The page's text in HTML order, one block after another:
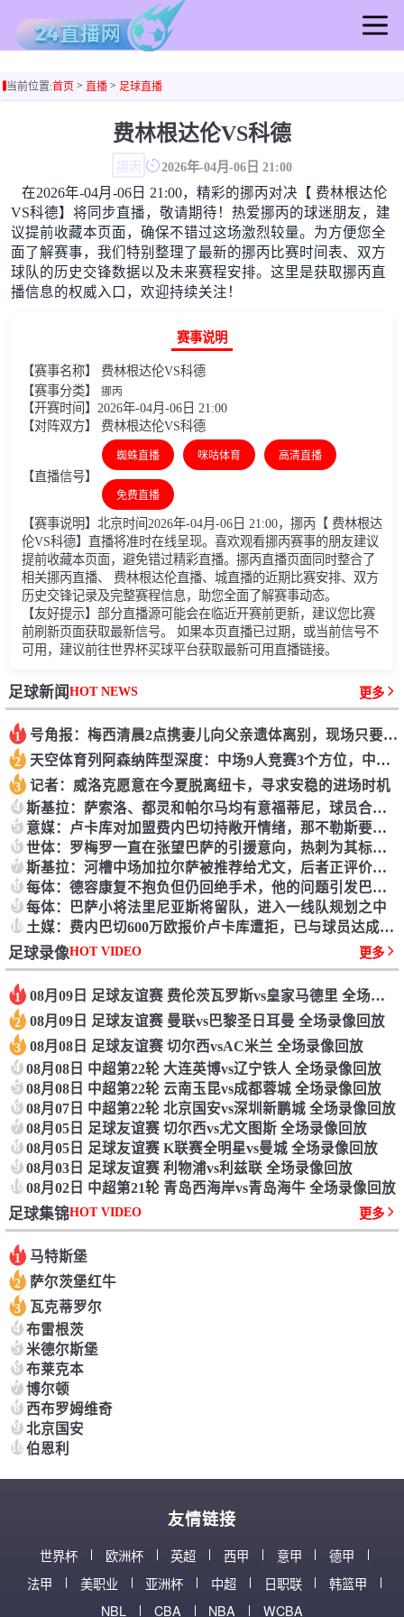
足球直播
足球集锦
篮球集锦
足球新闻
篮球新闻
当前位置:首页> 直播> 足球直播
费林根达伦VS科德
挪丙 2026年-04月-06日 21:00
在2026年-04月-06日 21:00，精彩的挪丙对决【 费林根达伦
VS科德】将同步直播，敬请期待！热爱挪丙的球迷朋友，建
议提前收藏本页面，确保不错过这场激烈较量。为方便您全
面了解赛事，我们特别整理了最新的挪丙比赛时间表、双方
球队的历史交锋数据以及未来赛程安排。这里是获取挪丙直
播信息的权威入口，欢迎持续关注！
赛事说明
【赛事名称】 费林根达伦VS科德
【赛事分类】 挪丙
【开赛时间】2026年-04月-06日 21:00
【对阵双方】 费林根达伦VS科德
【直播信号】
蜘蛛直播 咪咕体育 高清直播
免费直播
【赛事说明】北京时间2026年-04月-06日 21:00，挪丙【 费林根达
伦VS科德】直播将准时在线呈现。喜欢观看挪丙赛事的朋友建议
提前收藏本页面，避免错过精彩直播。挪丙直播页面同时整合了
相关挪丙直播、 费林根达伦直播、城直播的近期比赛安排、双方
历史交锋记录及完整赛程信息，助您全面了解赛事动态。
【友好提示】部分直播源可能会在临近开赛前更新，建议您比赛
前刷新页面获取最新信号。 如果本页直播已过期，或当前信号不
可用，建议前往世界杯买球平台获取最新可用直播链接。
足球新闻HOT NEWS 更多
1 号角报：梅西清晨2点携妻儿向父亲遗体离别，现场只要亲人和挚友
2 天空体育列阿森纳阵型深度：中场9人竞赛3个方位，中卫前锋可加强
3 记者：威洛克愿意在今夏脱离纽卡，寻求安稳的进场时机
4 斯基拉：萨索洛、都灵和帕尔马均有意福蒂尼，球员合同明夏到期
5 意媒：卢卡库对加盟费内巴切持敞开情绪，那不勒斯要价1200万欧
6 世体：罗梅罗一直在张望巴萨的引援意向，热刺为其标价约4000万欧
7 斯基拉：河槽中场加拉尔萨被推荐给尤文，后者正评价这一选项
8 每体：德容康复不抱负但仍回绝手术，他的问题引发巴萨强烈不满
9 每体：巴萨小将法里尼亚斯将留队，进入一线队规划之中
10 土媒：费内巴切600万欧报价卢卡库遭拒，已与球员达成协议
足球录像HOT VIDEO 更多
1 08月09日 足球友谊赛 费伦茨瓦罗斯vs皇家马德里 全场录像回放
2 08月09日 足球友谊赛 曼联vs巴黎圣日耳曼 全场录像回放
3 08月08日 足球友谊赛 切尔西vsAC米兰 全场录像回放
4 08月08日 中超第22轮 大连英博vs辽宁铁人 全场录像回放
5 08月08日 中超第22轮 云南玉昆vs成都蓉城 全场录像回放
6 08月07日 中超第22轮 北京国安vs深圳新鹏城 全场录像回放
7 08月05日 足球友谊赛 切尔西vs尤文图斯 全场录像回放
8 08月05日 足球友谊赛 K联赛全明星vs曼城 全场录像回放
9 08月03日 足球友谊赛 利物浦vs利兹联 全场录像回放
1008月02日 中超第21轮 青岛西海岸vs青岛海牛 全场录像回放
足球集锦HOT VIDEO 更多
1 马特斯堡
2 萨尔茨堡红牛
3 瓦克蒂罗尔
4 布雷根茨
5 米德尔斯堡
6 布莱克本
7 博尔顿
8 西布罗姆维奇
9 北京国安
10伯恩利
友情链接
世界杯 欧洲杯 英超 西甲 意甲
德甲
法甲
美职业 亚洲杯 中超 日职联
韩篮甲
NBL
CBA NBA WCBA